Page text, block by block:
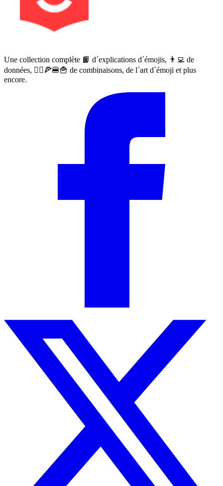
Une collection complète 📙 d´explications d´émojis, 👨‍💻 de
données, 🙅‍♀️🍕🍔🍟 de combinaisons, de l´art d´émoji et plus
encore.